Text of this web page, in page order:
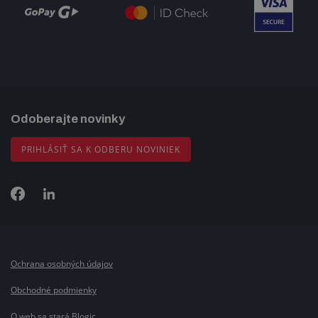
Odoberajte novinky
PRIHLÁSIŤ SA K ODBERU NOVINIEK
Ochrana osobných údajov
Obchodné podmienky